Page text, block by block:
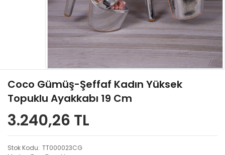
Coco Gümüş-Şeffaf Kadın Yüksek
Topuklu Ayakkabı 19 Cm
3.240,26 TL
Stok Kodu TT000023CG